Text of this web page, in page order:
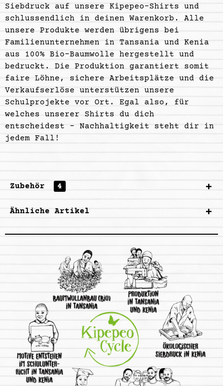
Siebdruck auf unsere Kipepeo-Shirts und
schlussendlich in deinen Warenkorb. Alle
unsere Produkte werden übrigens bei
Familienunternehmen in Tansania und Kenia
aus 100% Bio-Baumwolle hergestellt und
bedruckt. Die Produktion garantiert somit
faire Löhne, sichere Arbeitsplätze und die
Verkaufserlöse unterstützen unsere
Schulprojekte vor Ort. Egal also, für
welches unserer Shirts du dich
entscheidest – Nachhaltigkeit steht dir in
jedem Fall!
Zubehör 4
Ähnliche Artikel